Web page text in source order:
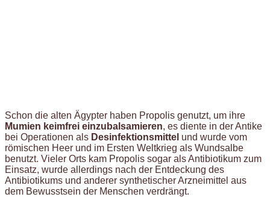
Schon die alten Ägypter haben Propolis genutzt, um ihre
Mumien keimfrei einzubalsamieren, es diente in der Antike
bei Operationen als Desinfektionsmittel und wurde vom
römischen Heer und im Ersten Weltkrieg als Wundsalbe
benutzt. Vieler Orts kam Propolis sogar als Antibiotikum zum
Einsatz, wurde allerdings nach der Entdeckung des
Antibiotikums und anderer synthetischer Arzneimittel aus
dem Bewusstsein der Menschen verdrängt.